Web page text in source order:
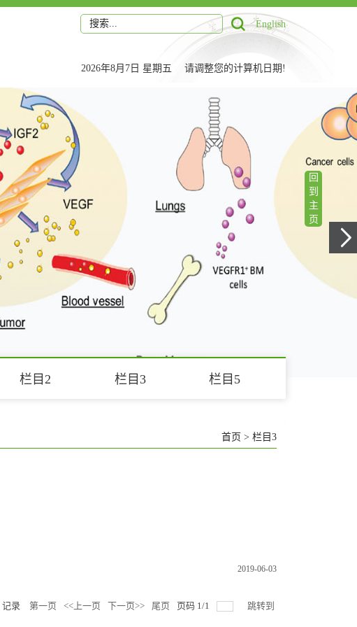
回
到
主
页
English
2026年8月7日 星期五 请调整您的计算机日期!
栏目2 栏目3 栏目5
首页 >栏目3
2019-06-03
记录 第一页 <<上一页 下一页>> 尾页 页码 1/1 跳转到